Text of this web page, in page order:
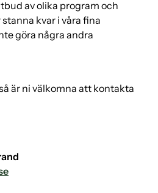
av olika program och
kvar i våra fina
göra några andra
är ni välkomna att kontakta